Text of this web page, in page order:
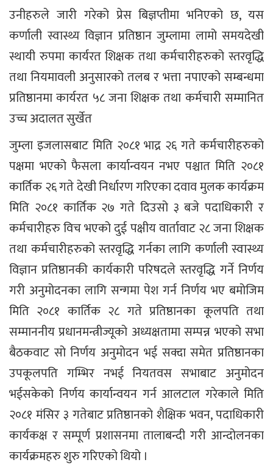
उनीहरुले जारी गरेको प्रेस बिज्ञप्तीमा भनिएको छ, यस
कर्णाली स्वास्थ्य विज्ञान प्रतिष्ठान जुम्लामा लामो समयदेखी
स्थायी रुपमा कार्यरत शिक्षक तथा कर्मचारीहरुको स्तरवृद्धि
तथा नियमावली अनुसारको तलब र भत्ता नपाएको सम्बन्धमा
प्रतिष्ठानमा कार्यरत ५८ जना शिक्षक तथा कर्मचारी सम्मानित
उच्च अदालत सुर्खेत
जुम्ला इजलासबाट मिति २०८१ भाद्र २६ गते कर्मचारीहरुको
पक्षमा भएको फैसला कार्यान्वयन नभए पश्चात मिति २०८१
कार्तिक २६ गते देखी निर्धारण गरिएका दवाव मुलक कार्यक्रम
मिति २०८१ कार्तिक २७ गते दिउसो ३ बजे पदाधिकारी र
कर्मचारीहरु विच भएको दुई पक्षीय वार्तावाट २८ जना शिक्षक
तथा कर्मचारीहरुको स्तरवृद्धि गर्नका लागि कर्णाली स्वास्थ्य
विज्ञान प्रतिष्ठानकी कार्यकारी परिषदले स्तरवृद्धि गर्ने निर्णय
गरी अनुमोदनका लागि सन्गमा पेश गर्न निर्णय भए बमोजिम
मिति २०८१ कार्तिक २८ गते प्रतिष्ठानका कूलपति तथा
सम्माननीय प्रधानमन्त्रीज्यूको अध्यक्षतामा सम्पन्न भएको सभा
बैठकवाट सो निर्णय अनुमोदन भई सक्दा समेत प्रतिष्ठानका
उपकूलपति गम्भिर नभई नियतवस सभाबाट अनुमोदन
भईसकेको निर्णय कार्यान्वयन गर्न आलटाल गरेकाले मिति
२०८१ मंसिर ३ गतेबाट प्रतिष्ठानको शैक्षिक भवन, पदाधिकारी
कार्यकक्ष र सम्पूर्ण प्रशासनमा तालाबन्दी गरी आन्दोलनका
कार्यक्रमहरु शुरु गरिएको थियो ।